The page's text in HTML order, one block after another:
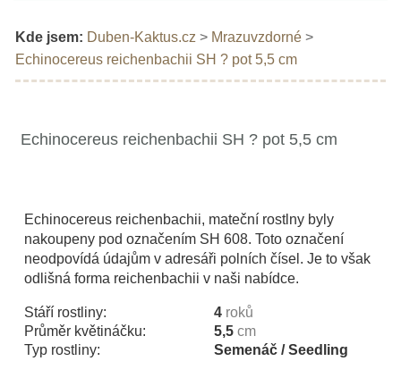
Kde jsem: Duben-Kaktus.cz > Mrazuvzdorné >
Echinocereus reichenbachii SH ? pot 5,5 cm
Echinocereus reichenbachii SH ? pot 5,5 cm
Echinocereus reichenbachii, mateční rostlny byly
nakoupeny pod označením SH 608. Toto označení
neodpovídá údajům v adresáři polních čísel. Je to však
odlišná forma reichenbachii v naši nabídce.
Stáří rostliny: 4 roků
Průměr květináčku:
5,5 cm
Typ rostliny:
Semenáč / Seedling